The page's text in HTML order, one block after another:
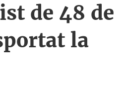
de 48 de
la